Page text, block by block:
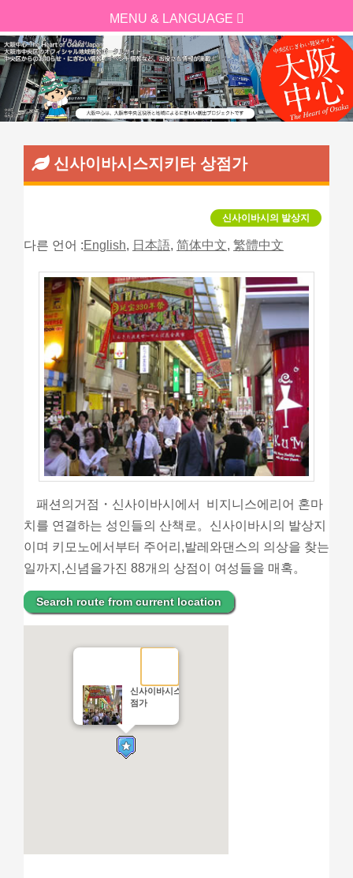
신사이바시스지키타 상점가
신사이바시의 발상지
다른 언어 :English, 日本語, 简体中文, 繁體中文
패션의거점・신사이바시에서 비지니스에리어 혼마
치를 연결하는 성인들의 산책로。신사이바시의 발상지
이며 키모노에서부터 주어리,발레와댄스의 의상을 찾는
일까지,신념을가진 88개의 상점이 여성들을 매혹。
Search route from current location
신사이바시스지키타 상
점가